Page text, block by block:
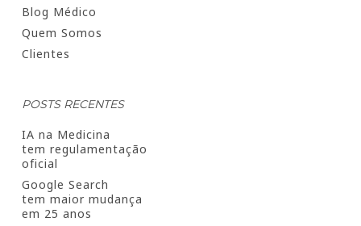
Blog Médico
Quem Somos
Clientes
POSTS RECENTES
IA na Medicina
tem regulamentação
oficial
Google Search
tem maior mudança
em 25 anos